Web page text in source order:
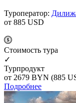
Туроператор:
от 885 USD
Cтоимость тура
✓
Турпродукт
от 2679 BYN (885
Подробнее